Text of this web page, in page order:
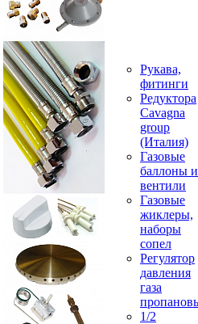
Рукава,
фитинги
Редуктора
Cavagna
group
(Италия)
Газовые
баллоны и
вентили
Газовые
жиклеры,
наборы
сопел
Регулятор
давления
газа
1/2